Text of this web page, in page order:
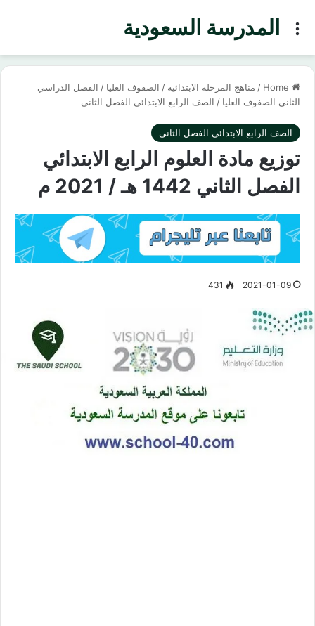
المدرسة السعوديةMenu
/ مناهج المرحلة الابتدائية / الصفوف العليا / الفصل الدراسي
الثاني الصفوف العليا / الصف الرابع الابتدائي الفصل الثاني
الصف الرابع الابتدائي الفصل الثاني
توزيع مادة العلوم الرابع الابتدائي
الفصل الثاني 1442 هـ / 2021 م
2021-01-09
431